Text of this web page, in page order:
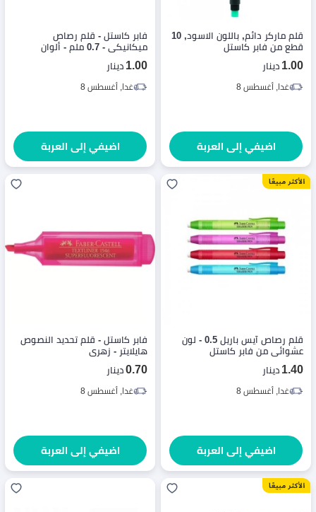
قلم ماركر دائم, باللون الاسود, 10
قطع من فابر كاستل
1.00 دينار
غدا, أغسطس 8
اضيفي إلى العربة
فابر كاستل - قلم رصاص
ميكانيكي - 0.7 ملم - ألوان
متنوعة - 1 قطعة
1.00 دينار
غدا, أغسطس 8
اضيفي إلى العربة
قلم رصاص آيس باريل 0.5 - لون
عشوائي من فابر كاستل
1.40 دينار
غدا, أغسطس 8
اضيفي إلى العربة
فابر كاستل - قلم تحديد النصوص
هايلايتر - زهري
0.70 دينار
غدا, أغسطس 8
اضيفي إلى العربة